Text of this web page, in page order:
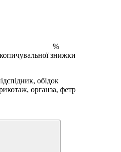
%
знижки
обідок
органза, фетр